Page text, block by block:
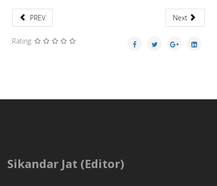
PREV Next
Rating:
Sikandar Jat (Editor)